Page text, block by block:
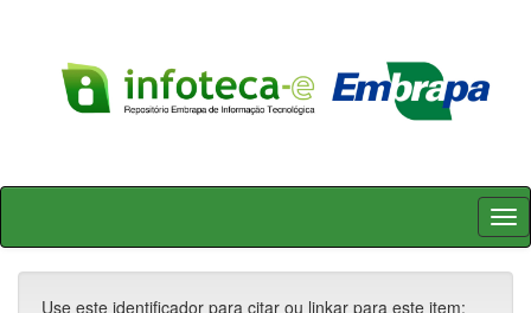
Skip
Use este identificador para citar ou linkar para este item: